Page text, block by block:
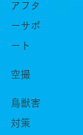
アフタ
ーサポ
ート
空撮
鳥獣害
対策